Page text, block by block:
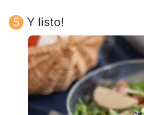
Y listo!